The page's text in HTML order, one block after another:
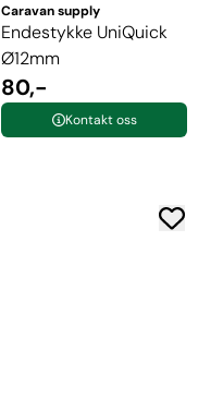
Caravan supply
Endestykke UniQuick
Ø12mm
80,-
Kontakt oss